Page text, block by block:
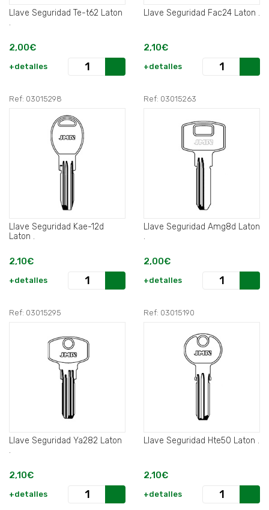
Llave Seguridad Te-t62 Laton
.
2,00€
+detalles
Llave Seguridad Fac24 Laton .
2,10€
+detalles
Ref: 03015298
Llave Seguridad Kae-12d
Laton .
2,10€
+detalles
Ref: 03015263
Llave Seguridad Amg8d Laton
.
2,00€
+detalles
Ref: 03015295
Llave Seguridad Ya282 Laton
.
2,10€
+detalles
Ref: 03015190
Llave Seguridad Hte50 Laton .
2,10€
+detalles